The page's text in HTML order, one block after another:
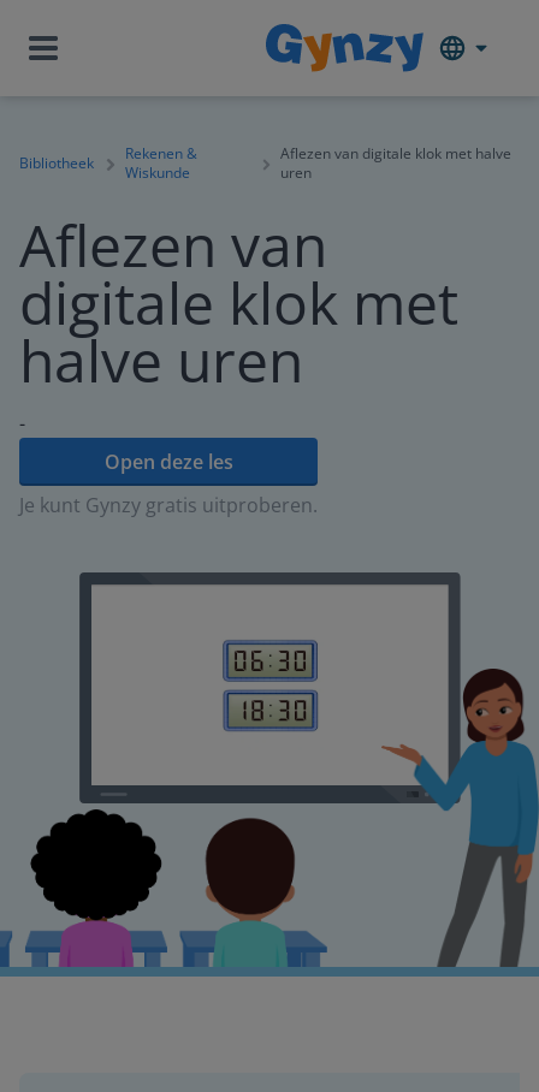
Bibliotheek
Rekenen &
Wiskunde
Aflezen van digitale klok met halve
uren
Aflezen van
digitale klok met
halve uren
-
Open deze les
Je kunt Gynzy gratis uitproberen.